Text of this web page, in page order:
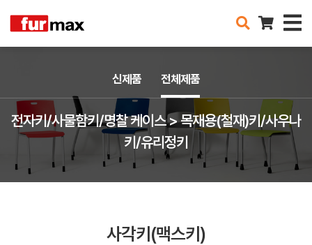
전자키/사물함키/명찰 케이스 > 목재용(철재)키/사우나
키/유리정키
신제품 전체제품
사각키(맥스키)